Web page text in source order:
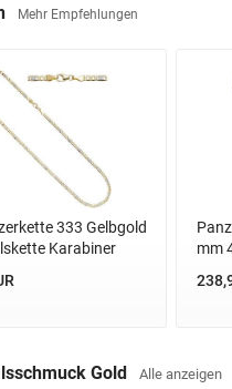
Mehr Empfehlungen
333 Gelbgold
Karabiner
mm
Gold Alle anzeigen